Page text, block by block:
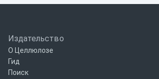
Издательство
О Целлюлозе
Гид
Поиск